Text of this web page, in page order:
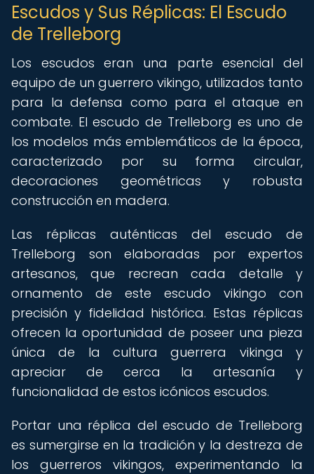
Escudos y Sus Réplicas: El Escudo
de Trelleborg
Los escudos eran una parte esencial del
equipo de un guerrero vikingo, utilizados tanto
para la defensa como para el ataque en
combate. El escudo de Trelleborg es uno de
los modelos más emblemáticos de la época,
caracterizado por su forma circular,
decoraciones geométricas y robusta
construcción en madera.
Las réplicas auténticas del escudo de
Trelleborg son elaboradas por expertos
artesanos, que recrean cada detalle y
ornamento de este escudo vikingo con
precisión y fidelidad histórica. Estas réplicas
ofrecen la oportunidad de poseer una pieza
única de la cultura guerrera vikinga y
apreciar de cerca la artesanía y
funcionalidad de estos icónicos escudos.
Portar una réplica del escudo de Trelleborg
es sumergirse en la tradición y la destreza de
los guerreros vikingos, experimentando la